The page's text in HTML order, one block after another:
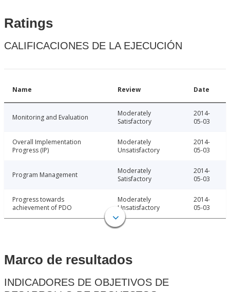
Ratings
CALIFICACIONES DE LA EJECUCIÓN
Name Review Date
Monitoring and Evaluation
Moderately
Satisfactory
2014-
05-03
Overall Implementation
Progress (IP)
Moderately
Unsatisfactory
2014-
05-03
Program Management
Moderately
Satisfactory
2014-
05-03
Progress towards
achievement of PDO
Moderately
Unsatisfactory
2014-
05-03
Marco de resultados
INDICADORES DE OBJETIVOS DE